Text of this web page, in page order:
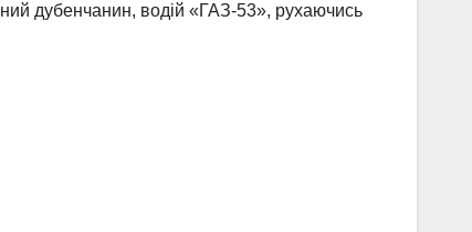
дубенчанин, водій «ГАЗ-53», рухаючись